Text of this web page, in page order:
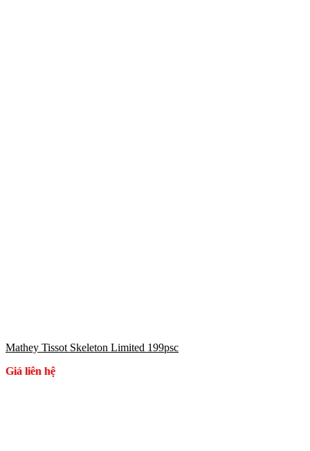
Mathey Tissot Skeleton Limited 199psc
Giá liên hệ